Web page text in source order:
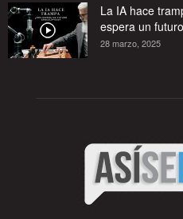
La IA hace
espera un
28 marzo, 2025